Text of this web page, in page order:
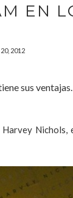
EN
2012
sus ventajas.